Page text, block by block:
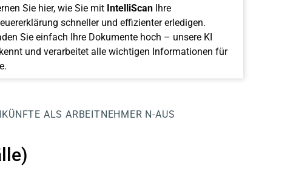
Sie hier, wie Sie mit IntelliScanIhre
schneller und effizienter erledigen.
Sie einfach Ihre Dokumente hoch – unsere KI
und verarbeitet alle wichtigen Informationen für
ALS ARBEITNEHMER N-AUS